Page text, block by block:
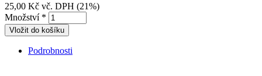
25,00 Kč vč. DPH (21%)
Množství *
Podrobnosti